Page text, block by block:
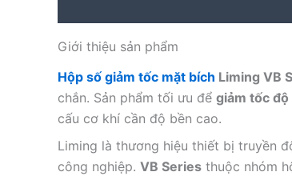
Giới thiệu sản phẩm
Hộp số giảm tốc mặt bích Liming VB
chắn. Sản phẩm tối ưu để giảm tốc độ
cấu cơ khí cần độ bền cao.
Liming là thương hiệu thiết bị truyền
công nghiệp. VB Series thuộc nhóm